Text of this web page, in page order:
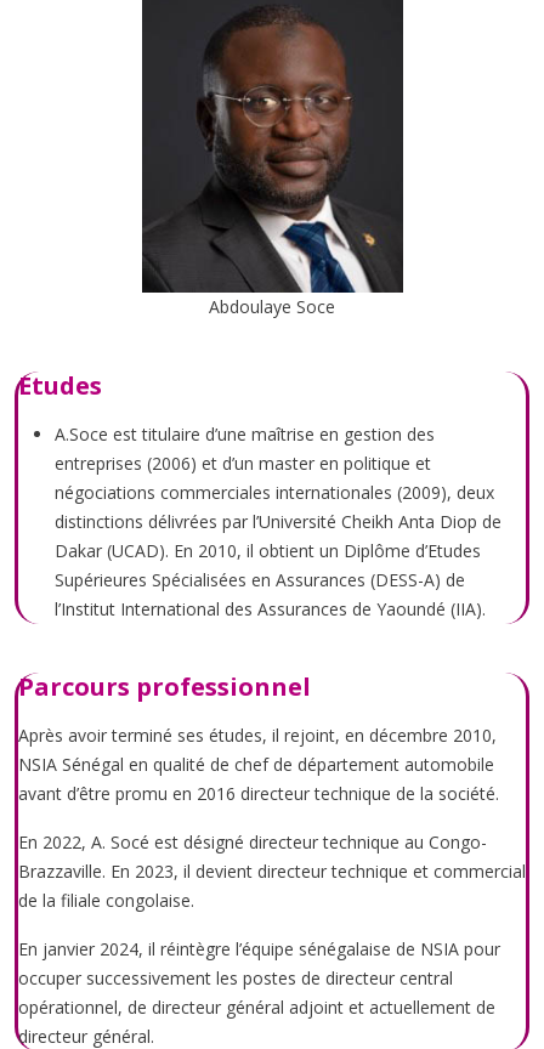
Abdoulaye Soce
Etudes
A.Soce est titulaire d’une maîtrise en gestion des
entreprises (2006) et d’un master en politique et
négociations commerciales internationales (2009), deux
distinctions délivrées par l’Université Cheikh Anta Diop de
Dakar (UCAD). En 2010, il obtient un Diplôme d’Etudes
Supérieures Spécialisées en Assurances (DESS-A) de
l’Institut International des Assurances de Yaoundé (IIA).
Parcours professionnel
Après avoir terminé ses études, il rejoint, en décembre 2010,
NSIA Sénégal en qualité de chef de département automobile
avant d’être promu en 2016 directeur technique de la société.
En 2022, A. Socé est désigné directeur technique au Congo-
Brazzaville. En 2023, il devient directeur technique et commercial
de la filiale congolaise.
En janvier 2024, il réintègre l’équipe sénégalaise de NSIA pour
occuper successivement les postes de directeur central
opérationnel, de directeur général adjoint et actuellement de
directeur général.